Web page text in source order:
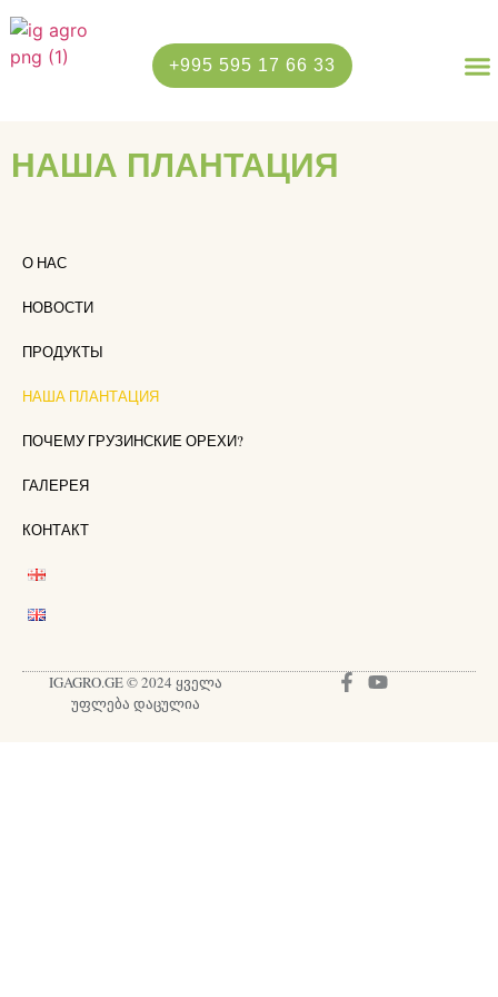
+995 595 17 66 33
НАША ПЛАНТАЦИЯ
О НАС
НОВОСТИ
ПРОДУКТЫ
НАША ПЛАНТАЦИЯ
ПОЧЕМУ ГРУЗИНСКИЕ ОРЕХИ?
ГАЛЕРЕЯ
КОНТАКТ
IGAGRO.GE © 2024 ყველა
უფლება დაცულია